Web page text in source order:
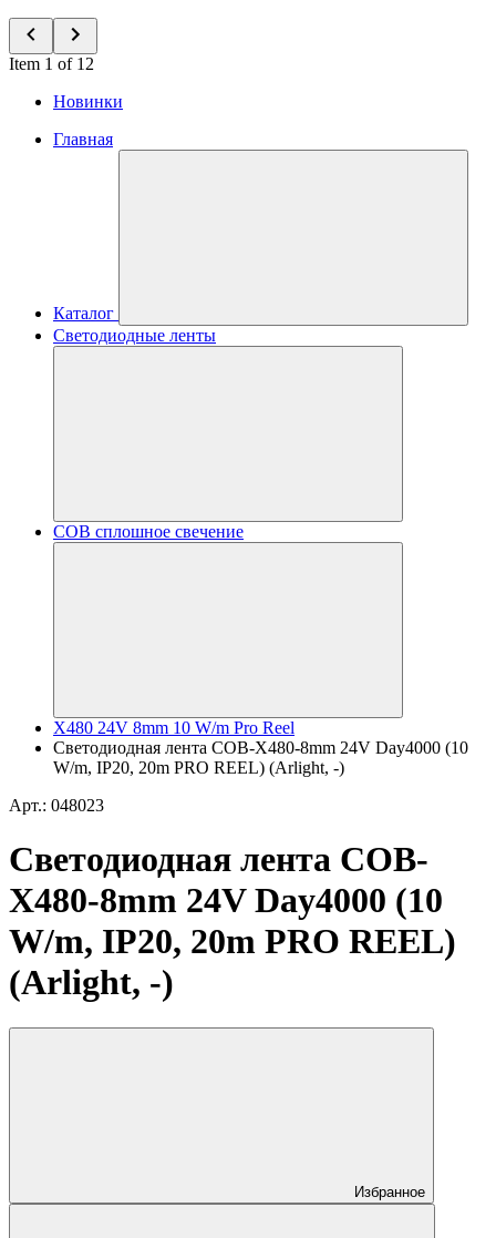
Item 1 of 12
Новинки
Главная
Каталог
Светодиодные ленты
COB сплошное свечение
X480 24V 8mm 10 W/m Pro Reel
Светодиодная лента COB-X480-8mm 24V Day4000 (10
W/m, IP20, 20m PRO REEL) (Arlight, -)
Арт.: 048023
Светодиодная лента COB-
X480-8mm 24V Day4000 (10
W/m, IP20, 20m PRO REEL)
(Arlight, -)
Избранное